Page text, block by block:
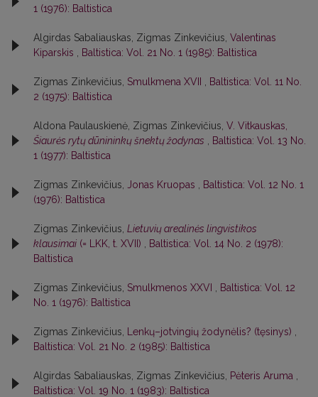
1 (1976): Baltistica
Algirdas Sabaliauskas, Zigmas Zinkevičius, Valentinas
Kiparskis
Baltistica: Vol. 21 No. 1 (1985): Baltistica
Zigmas Zinkevičius, Smulkmena XVII
Baltistica: Vol. 11 No.
2 (1975): Baltistica
Aldona Paulauskienė, Zigmas Zinkevičius, V. Vitkauskas,
Šiaurės rytų dūnininkų šnektų žodynas
Baltistica: Vol. 13 No.
1 (1977): Baltistica
Zigmas Zinkevičius, Jonas Kruopas
Baltistica: Vol. 12 No. 1
(1976): Baltistica
Zigmas Zinkevičius, Lietuvių arealinės lingvistikos
klausimai (= LKK, t. XVII)
Baltistica: Vol. 14 No. 2 (1978):
Baltistica
Zigmas Zinkevičius, Smulkmenos XXVI
Baltistica: Vol. 12
No. 1 (1976): Baltistica
Zigmas Zinkevičius, Lenkų–jotvingių žodynėlis? (tęsinys)
Baltistica: Vol. 21 No. 2 (1985): Baltistica
Algirdas Sabaliauskas, Zigmas Zinkevičius, Pėteris Aruma
Baltistica: Vol. 19 No. 1 (1983): Baltistica